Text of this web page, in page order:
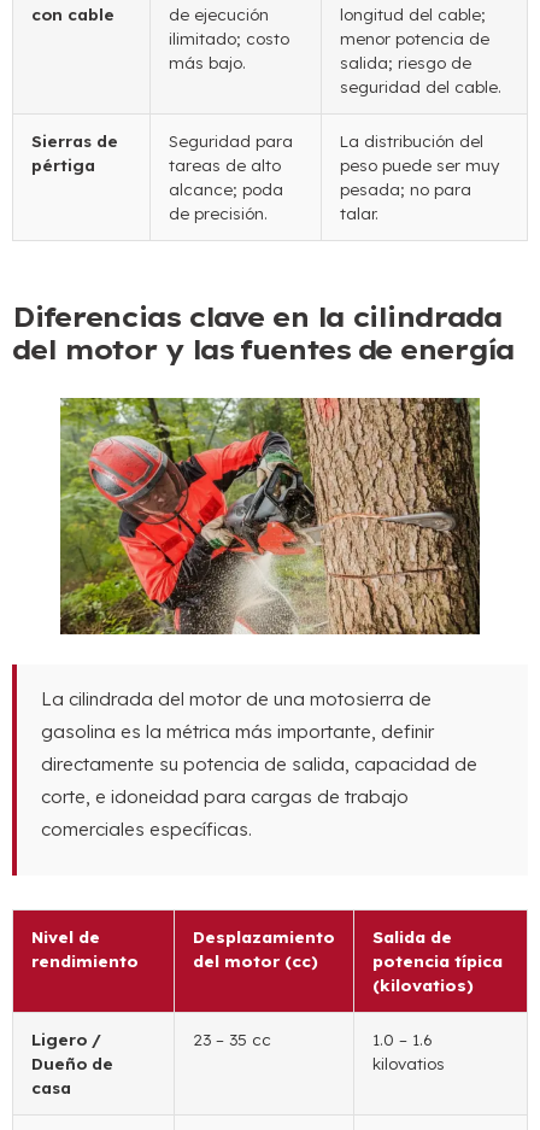
con cable
de ejecución
ilimitado; costo
más bajo.
longitud del cable;
menor potencia de
salida; riesgo de
seguridad del cable.
Sierras de
pértiga
Seguridad para
tareas de alto
alcance; poda
de precisión.
La distribución del
peso puede ser muy
pesada; no para
talar.
Diferencias clave en la cilindrada
del motor y las fuentes de energía
La cilindrada del motor de una motosierra de
gasolina es la métrica más importante, definir
directamente su potencia de salida, capacidad de
corte, e idoneidad para cargas de trabajo
comerciales específicas.
Nivel de
rendimiento
Desplazamiento
del motor (cc)
Salida de
potencia típica
(kilovatios)
Ligero /
Dueño de
casa
23 – 35 cc
1.0 – 1.6
kilovatios